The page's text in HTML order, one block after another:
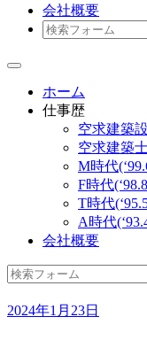
会社概要
ホーム
仕事歴
空求建築
空求建築
M時代
F時代
T時代
A時代
会社概要
2024年1月23日